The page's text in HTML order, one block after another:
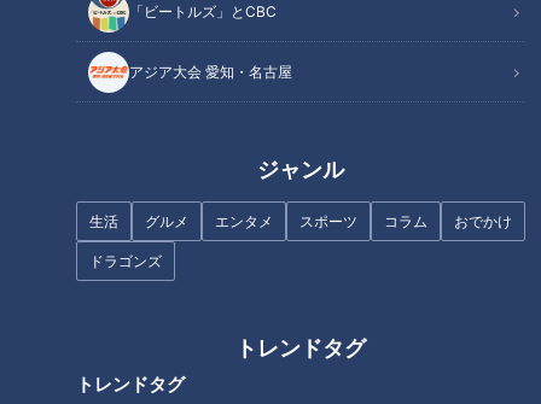
「ビートルズ」とCBC
アジア大会 愛知・名古屋
ジャンル
生活 グルメ エンタメ スポーツ コラム おでかけ
ドラゴンズ
トレンドタグ
トレンドタグ
思い出の地「佐渡島」へ！“廃
道”に人生を捧げる道マニア・石
フランス人は菓子店「シャトレ
ーゼ」の店名に顔を赤らめる？
モーニング娘。‘26井上春華がラ
ジオで新番組開始
釣った新鮮な“鳴門鯛”のお造り